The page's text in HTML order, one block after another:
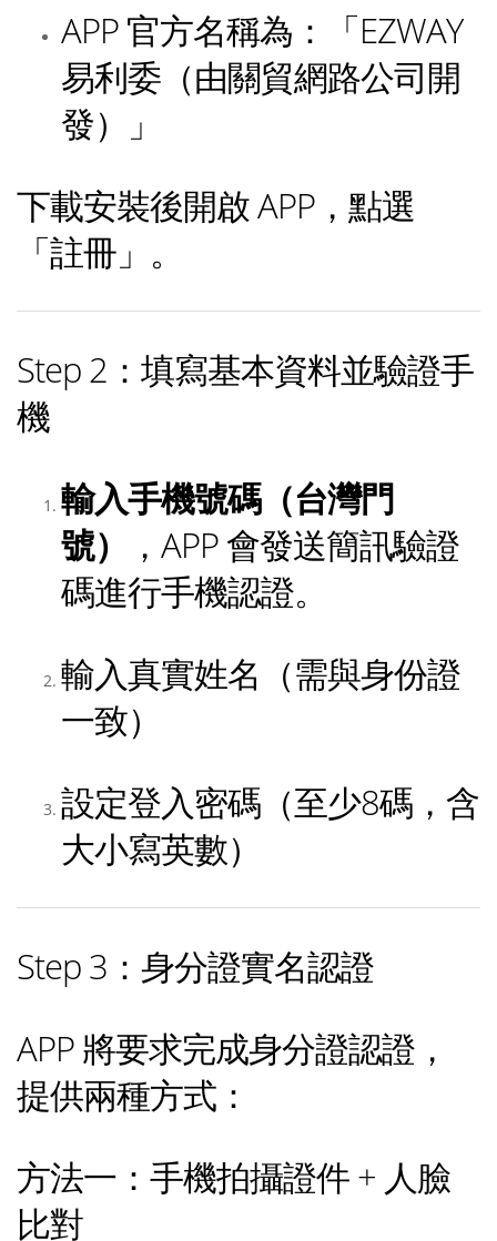
APP 官方名稱為：「EZWAY
易利委（由關貿網路公司開
發）」
下載安裝後開啟 APP，點選
「註冊」。
Step 2：填寫基本資料並驗證手
機
輸入手機號碼（台灣門
號）
，APP 會發送簡訊驗證
碼進行手機認證。
輸入真實姓名（需與身份證
一致）
設定登入密碼（至少8碼，含
大小寫英數）
Step 3：身分證實名認證
APP 將要求完成身分證認證，
提供兩種方式：
方法一：手機拍攝證件 + 人臉
比對